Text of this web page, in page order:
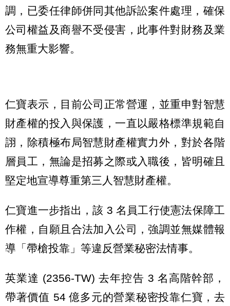
調，已委任律師併同其他訴訟案件處理，確保
公司權益及商譽不受侵害，此事件對財務及業
務無重大影響。
仁寶表示，目前公司正常營運，並重申對智慧
財產權的投入與保護，一直以嚴格標準規範自
詡，除積極布局智慧財產權實力外，對於各階
層員工，無論是招募之際或入職後，皆明確且
堅定地宣導尊重第三人智慧財產權。
仁寶進一步指出，該 3 名員工行使憲法保障工
作權，自願且合法加入公司，強調並無媒體報
導「帶槍投靠」等違反營業秘密法情事。
英業達 (2356-TW) 去年控告 3 名高階幹部，
帶著價值 54 億多元的營業秘密投靠仁寶，去